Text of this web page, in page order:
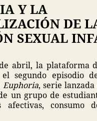
Y LA
DE
SEXUAL
abril, la plataforma
el segundo episodio
Euphoria, serie lanzada
un grupo de
afectivas, consumo